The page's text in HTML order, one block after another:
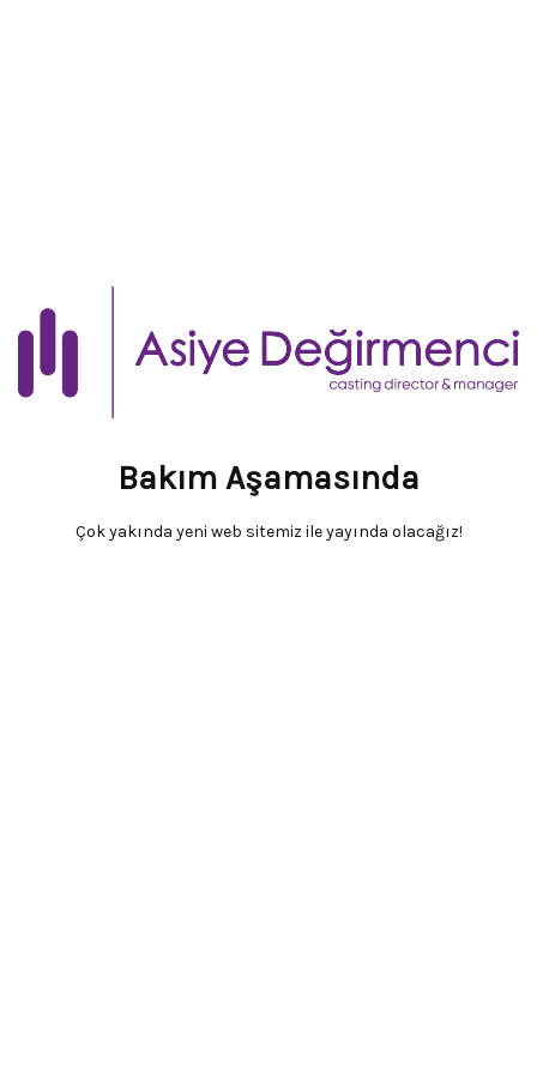
Bakım Aşamasında
Çok yakında yeni web sitemiz ile yayında olacağız!